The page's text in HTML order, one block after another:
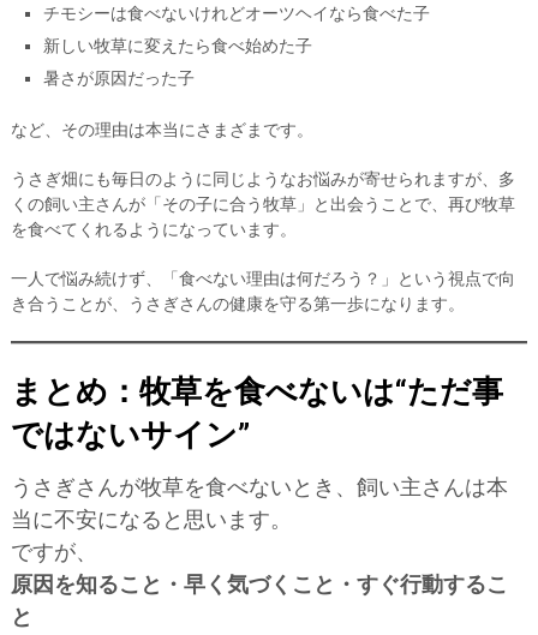
チモシーは食べないけれどオーツヘイなら食べた子
新しい牧草に変えたら食べ始めた子
暑さが原因だった子
など、その理由は本当にさまざまです。
うさぎ畑にも毎日のように同じようなお悩みが寄せられますが、多
くの飼い主さんが「その子に合う牧草」と出会うことで、再び牧草
を食べてくれるようになっています。
一人で悩み続けず、「食べない理由は何だろう？」という視点で向
き合うことが、うさぎさんの健康を守る第一歩になります。
まとめ：牧草を食べないは“ただ事
ではないサイン”
うさぎさんが牧草を食べないとき、飼い主さんは本
当に不安になると思います。
ですが、
原因を知ること・早く気づくこと・すぐ行動するこ
と